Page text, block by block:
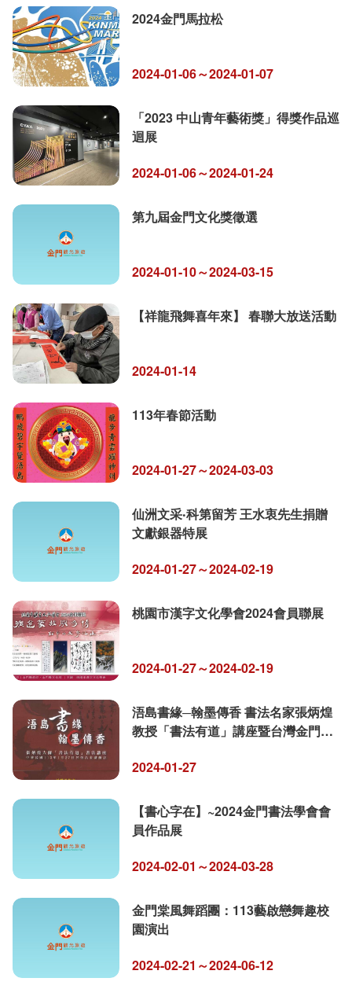
2024金門馬拉松
2024-01-06～2024-01-07
「2023 中山青年藝術獎」得獎作品巡
迴展
2024-01-06～2024-01-24
第九屆金門文化獎徵選
2024-01-10～2024-03-15
【祥龍飛舞喜年來】 春聯大放送活動
2024-01-14
113年春節活動
2024-01-27～2024-03-03
仙洲文采‧科第留芳 王水衷先生捐贈
文獻銀器特展
2024-01-27～2024-02-19
桃園市漢字文化學會2024會員聯展
2024-01-27～2024-02-19
浯島書緣─翰墨傳香 書法名家張炳煌
教授「書法有道」講座暨台灣金門同
湖散記》贈書活動」
2024-01-27
【書心字在】~2024金門書法學會會
員作品展
2024-02-01～2024-03-28
金門棠風舞蹈團：113藝啟戀舞趣校
園演出
2024-02-21～2024-06-12